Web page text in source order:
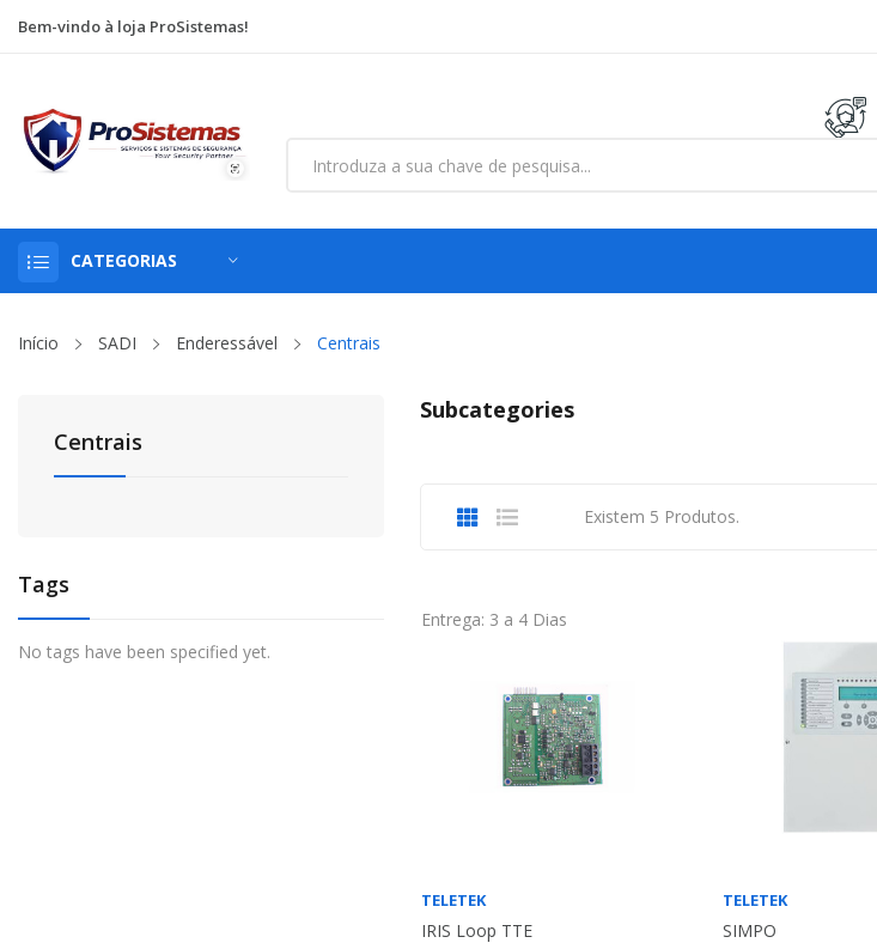
Bem-vindo à loja ProSistemas!
CATEGORIAS
Início SADI Enderessável Centrais
Centrais
Tags
No tags have been specified yet.
Subcategories
Existem 5 Produtos.
Entrega: 3 a 4 Dias
TELETEK
IRIS Loop TTE
TELETEK
SIMPO